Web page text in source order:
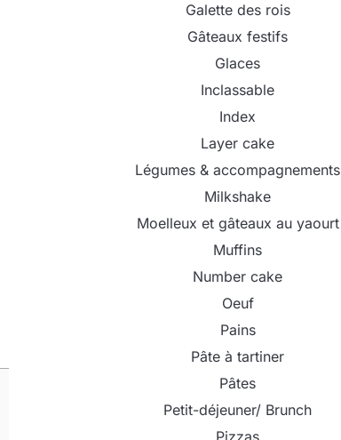
Galette des rois
Gâteaux festifs
Glaces
Inclassable
Index
Layer cake
Légumes & accompagnements
Milkshake
Moelleux et gâteaux au yaourt
Muffins
Number cake
Oeuf
Pains
Pâte à tartiner
Pâtes
Petit-déjeuner/ Brunch
Pizzas